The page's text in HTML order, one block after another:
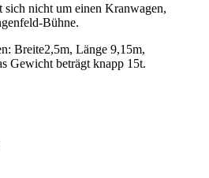
sich nicht um einen Kranwagen,
Bühne.
Breite2,5m, Länge 9,15m,
Gewicht beträgt knapp 15t.